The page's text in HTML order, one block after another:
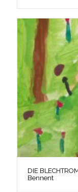
DIE
Bennent